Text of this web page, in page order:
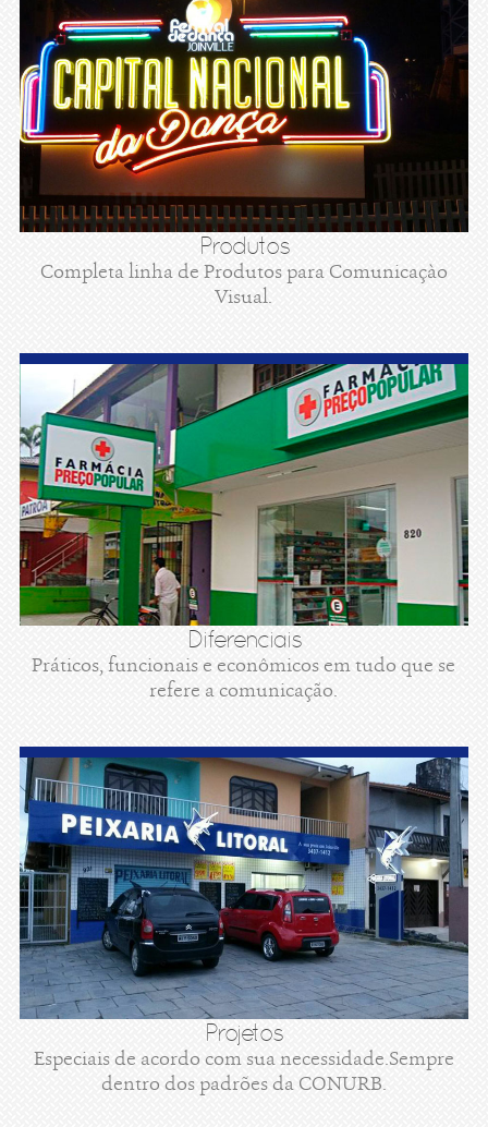
Produtos
Completa linha de Produtos para Comunicaçào
Visual.
Diferenciais
Práticos, funcionais e econômicos em tudo que se
refere a comunicação.
Projetos
Especiais de acordo com sua necessidade.Sempre
dentro dos padrões da CONURB.